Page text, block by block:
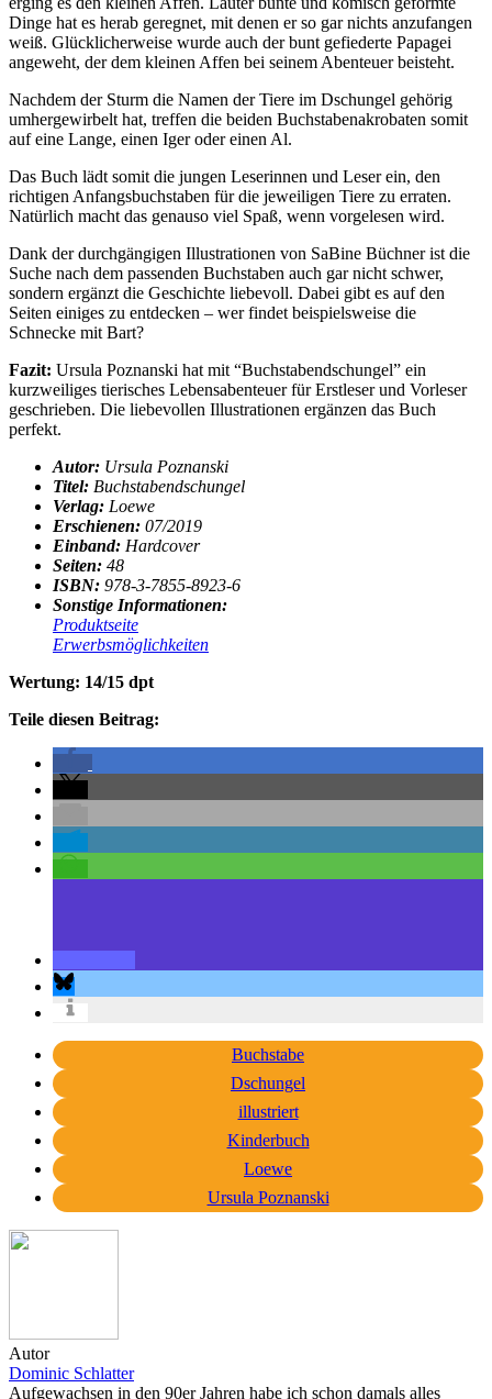
Dinge hat es herab geregnet, mit denen er so gar nichts anzufangen
weiß. Glücklicherweise wurde auch der bunt gefiederte Papagei
angeweht, der dem kleinen Affen bei seinem Abenteuer beisteht.
Nachdem der Sturm die Namen der Tiere im Dschungel gehörig
umhergewirbelt hat, treffen die beiden Buchstabenakrobaten somit
auf eine Lange, einen Iger oder einen Al.
Das Buch lädt somit die jungen Leserinnen und Leser ein, den
richtigen Anfangsbuchstaben für die jeweiligen Tiere zu erraten.
Natürlich macht das genauso viel Spaß, wenn vorgelesen wird.
Dank der durchgängigen Illustrationen von SaBine Büchner ist die
Suche nach dem passenden Buchstaben auch gar nicht schwer,
sondern ergänzt die Geschichte liebevoll. Dabei gibt es auf den
Seiten einiges zu entdecken – wer findet beispielsweise die
Schnecke mit Bart?
Fazit: Ursula Poznanski hat mit “Buchstabendschungel” ein
kurzweiliges tierisches Lebensabenteuer für Erstleser und Vorleser
geschrieben. Die liebevollen Illustrationen ergänzen das Buch
perfekt.
Autor: Ursula Poznanski
Titel: Buchstabendschungel
Verlag: Loewe
Erschienen: 07/2019
Einband: Hardcover
Seiten: 48
ISBN: 978-3-7855-8923-6
Sonstige Informationen:
Produktseite
Erwerbsmöglichkeiten
Wertung: 14/15 dpt
Teile diesen Beitrag:
Buchstabe
Dschungel
illustriert
Kinderbuch
Loewe
Ursula Poznanski
Autor
Dominic Schlatter
Aufgewachsen in den 90er Jahren habe ich schon damals alles